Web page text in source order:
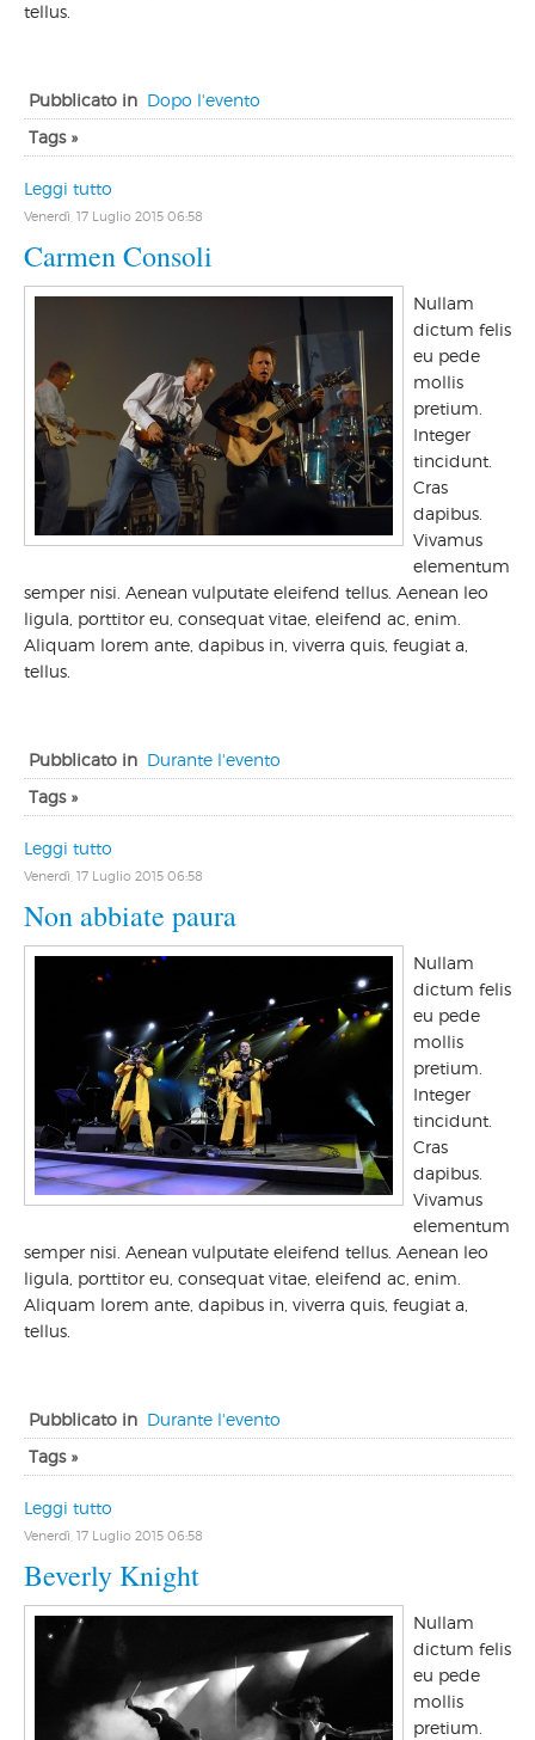
tellus.
Pubblicato in Dopo l'evento
Tags »
Leggi tutto
Venerdì, 17 Luglio 2015 06:58
Carmen Consoli
Nullam
dictum felis
eu pede
mollis
pretium.
Integer
tincidunt.
Cras
dapibus.
Vivamus
elementum
semper nisi. Aenean vulputate eleifend tellus. Aenean leo
ligula, porttitor eu, consequat vitae, eleifend ac, enim.
Aliquam lorem ante, dapibus in, viverra quis, feugiat a,
tellus.
Pubblicato in Durante l'evento
Tags »
Leggi tutto
Venerdì, 17 Luglio 2015 06:58
Non abbiate paura
Nullam
dictum felis
eu pede
mollis
pretium.
Integer
tincidunt.
Cras
dapibus.
Vivamus
elementum
semper nisi. Aenean vulputate eleifend tellus. Aenean leo
ligula, porttitor eu, consequat vitae, eleifend ac, enim.
Aliquam lorem ante, dapibus in, viverra quis, feugiat a,
tellus.
Pubblicato in Durante l'evento
Tags »
Leggi tutto
Venerdì, 17 Luglio 2015 06:58
Beverly Knight
Nullam
dictum felis
eu pede
mollis
pretium.